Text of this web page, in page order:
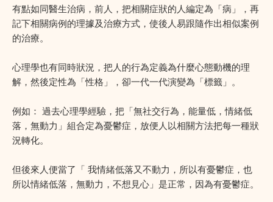
有點如同醫生治病，前人，把相關症狀的人編定為「病」，再
記下相關病例的理據及治療方式，使後人易跟隨作出相似案例
的治療。
心理學也有同時狀況，把人的行為定義為什麼心態動機的理
解，然後定性為「性格」，卻一代一代演變為「標籤」。
例如： 過去心理學經驗，把「無社交行為，能量低，情緒低
落，無動力」組合定為憂鬱症，放便人以相關方法把每一種狀
況轉化。
但後來人便當了「 我情緒低落又不動力，所以有憂鬱症，也
所以情緒低落，無動力，不想見心」是正常，因為有憂鬱症。